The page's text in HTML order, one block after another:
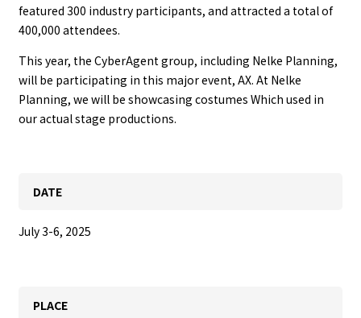
featured 300 industry participants, and attracted a total of
400,000 attendees.
This year, the CyberAgent group, including Nelke Planning,
will be participating in this major event, AX. At Nelke
Planning, we will be showcasing costumes Which used in
our actual stage productions.
DATE
July 3-6, 2025
PLACE